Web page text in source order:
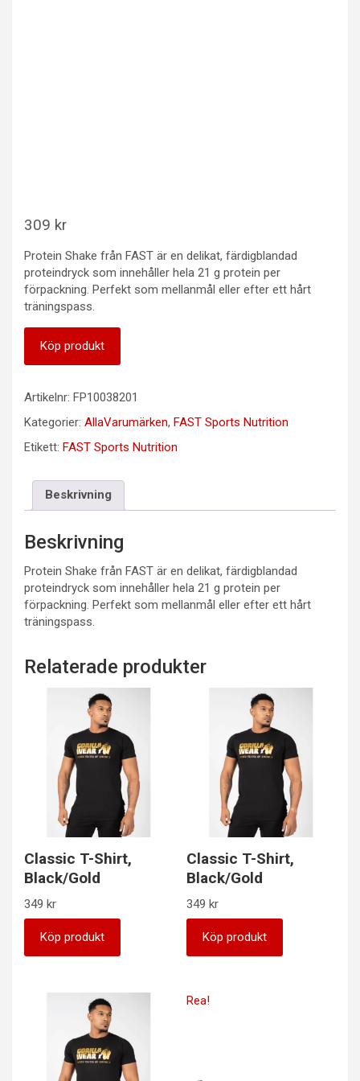
309 kr
Protein Shake från FAST är en delikat, färdigblandad
proteindryck som innehåller hela 21 g protein per
förpackning. Perfekt som mellanmål eller efter ett hårt
träningspass.
Köp produkt
Artikelnr: FP10038201
Kategorier: AllaVarumärken, FAST Sports Nutrition
Etikett: FAST Sports Nutrition
Beskrivning
Beskrivning
Protein Shake från FAST är en delikat, färdigblandad
proteindryck som innehåller hela 21 g protein per
förpackning. Perfekt som mellanmål eller efter ett hårt
träningspass.
Relaterade produkter
Classic T-Shirt,
Black/Gold
349 kr
Köp produkt
Classic T-Shirt,
Black/Gold
349 kr
Köp produkt
Rea!